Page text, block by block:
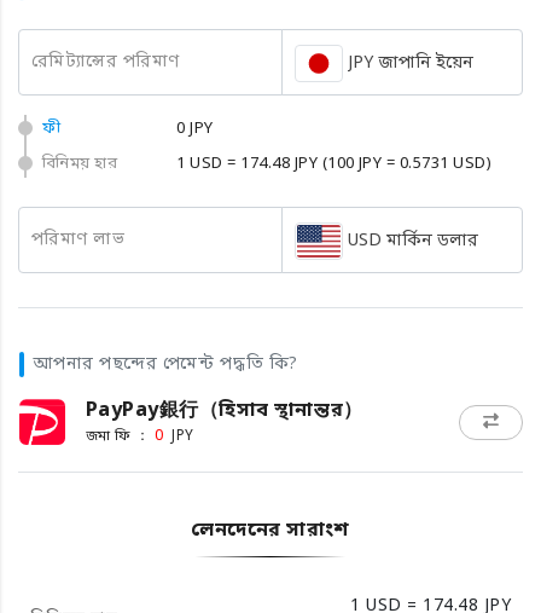
রেমিট্যান্সের পরিমাণ JPY জাপানি ইয়েন
ফী
0 JPY
বিনিময় হার
1 USD = 174.48 JPY (100 JPY = 0.5731 USD)
পরিমাণ লাভ USD মার্কিন ডলার
আপনার পছন্দের পেমেন্ট পদ্ধতি কি?
PayPay銀行（হিসাব স্থানান্তর）
জমা ফি ： 0 JPY
লেনদেনের সারাংশ
1 USD = 174.48 JPY